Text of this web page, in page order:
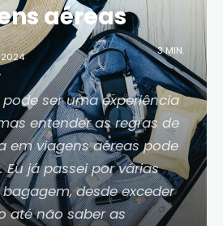
aéreas
2024
3 MIN.
ser uma experiência
entender as regras de
em viagens aéreas pode
Eu já passei por várias
desde exceder
até não saber as